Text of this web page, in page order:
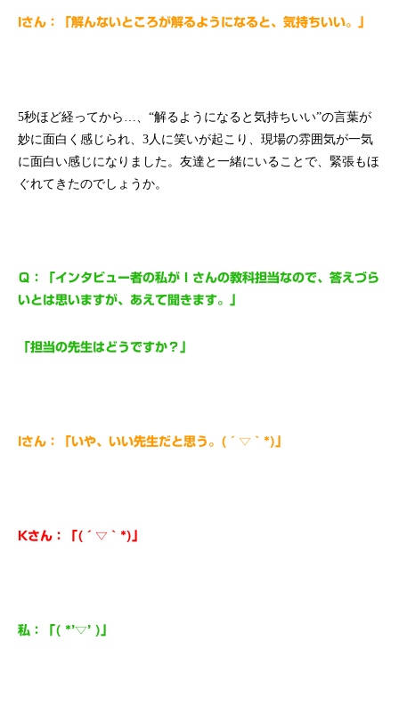
Iさん：「解んないところが解るようになると、気持ちいい。」
5秒ほど経ってから…、“解るようになると気持ちいい”の言葉が
妙に面白く感じられ、3人に笑いが起こり、現場の雰囲気が一気
に面白い感じになりました。友達と一緒にいることで、緊張もほ
ぐれてきたのでしょうか。
Ｑ：「インタビュー者の私がＩさんの教科担当なので、答えづら
いとは思いますが、あえて聞きます。」
「担当の先生はどうですか？」
Iさん：「いや、いい先生だと思う。(´▽｀*)」
Kさん：「(´▽｀*)」
私：「( *’▽’ )」